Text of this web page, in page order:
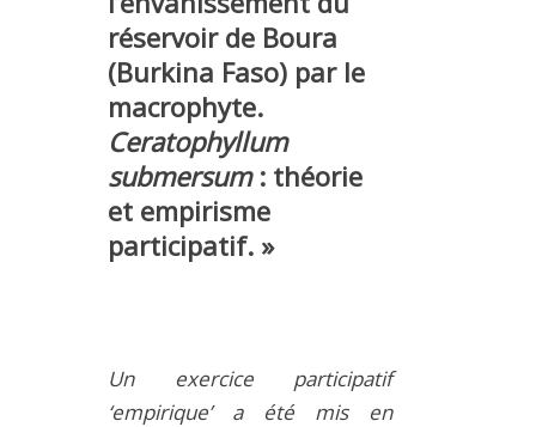
WORKING PAPERS
NOTES THÉMATIQUES
réservoir de Boura
(Burkina Faso) par le
macrophyte.
Ceratophyllum
submersum: théorie
et empirisme
participatif. »
Un exercice participatif
‘empirique’ a été mis en